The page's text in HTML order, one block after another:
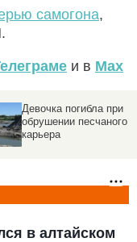
самогона,
и в Max
Девочка погибла при
обрушении песчаного
карьера
в алтайском